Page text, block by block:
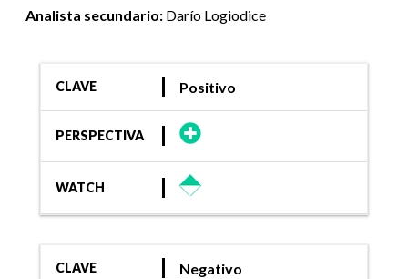
Analista secundario: Darío Logiodice
CLAVE Positivo
PERSPECTIVA
WATCH
CLAVE Negativo